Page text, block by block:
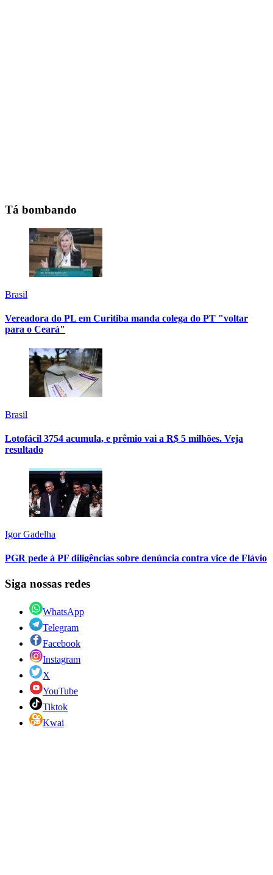
Tá bombando
Brasil
Vereadora do PL em Curitiba manda colega do PT "voltar
para o Ceará"
Brasil
Lotofácil 3754 acumula, e prêmio vai a R$ 5 milhões. Veja
resultado
Igor Gadelha
PGR pede à PF diligências sobre denúncia contra vice de Flávio
Siga nossas redes
WhatsApp
Telegram
Facebook
Instagram
X
YouTube
Tiktok
Kwai